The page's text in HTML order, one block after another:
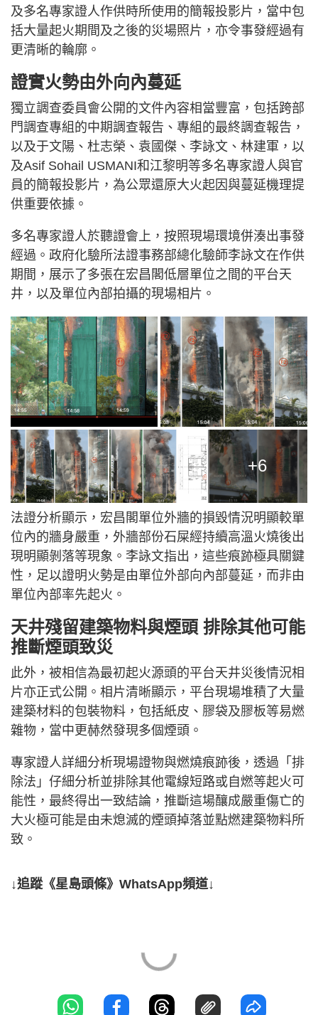
及多名專家證人作供時所使用的簡報投影片，當中包
括大量起火期間及之後的災場照片，亦令事發經過有
更清晰的輪廓。
證實火勢由外向內蔓延
獨立調查委員會公開的文件內容相當豐富，包括跨部
門調查專組的中期調查報告、專組的最終調查報告，
以及于文陽、杜志榮、袁國傑、李詠文、林建軍，以
及Asif Sohail USMANI和江黎明等多名專家證人與官
員的簡報投影片，為公眾還原大火起因與蔓延機理提
供重要依據。
多名專家證人於聽證會上，按照現場環境併湊出事發
經過。政府化驗所法證事務部總化驗師李詠文在作供
期間，展示了多張在宏昌閣低層單位之間的平台天
井，以及單位內部拍攝的現場相片。
+6
法證分析顯示，宏昌閣單位外牆的損毀情況明顯較單
位內的牆身嚴重，外牆部份石屎經持續高溫火燒後出
現明顯剝落等現象。李詠文指出，這些痕跡極具關鍵
性，足以證明火勢是由單位外部向內部蔓延，而非由
單位內部率先起火。
天井殘留建築物料與煙頭 排除其他可能
推斷煙頭致災
此外，被相信為最初起火源頭的平台天井災後情況相
片亦正式公開。相片清晰顯示，平台現場堆積了大量
建築材料的包裝物料，包括紙皮、膠袋及膠板等易燃
雜物，當中更赫然發現多個煙頭。
專家證人詳細分析現場證物與燃燒痕跡後，透過「排
除法」仔細分析並排除其他電線短路或自燃等起火可
能性，最終得出一致結論，推斷這場釀成嚴重傷亡的
大火極可能是由未熄滅的煙頭掉落並點燃建築物料所
致。
↓追蹤《星島頭條》WhatsApp頻道↓